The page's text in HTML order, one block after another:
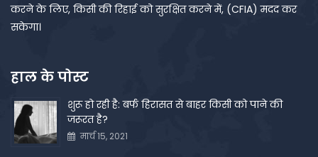
करने के लिए, किसी की रिहाई को सुरक्षित करने में, (CFIA) मदद कर
सकेगा।
हाल के पोस्ट
शुरू हो रही है: बर्फ हिरासत से बाहर किसी को पाने की
जरूरत है?
मार्च 15, 2021